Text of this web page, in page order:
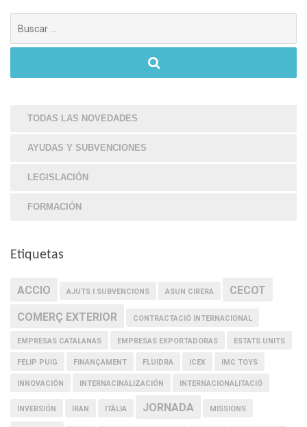
para:
TODAS LAS NOVEDADES
AYUDAS Y SUBVENCIONES
LEGISLACIÓN
FORMACIÓN
Etiquetas
ACCIO AJUTS I SUBVENCIONS ASUN CIRERA CECOT
COMERÇ EXTERIOR CONTRACTACIÓ INTERNACIONAL
EMPRESAS CATALANAS EMPRESAS EXPORTADORAS ESTATS UNITS
FELIP PUIG FINANÇAMENT FLUIDRA ICEX IMC TOYS
INNOVACIÓN INTERNACINALIZACIÓN INTERNACIONALITACIÓ
INVERSIÓN IRAN ITÀLIA JORNADA MISSIONS